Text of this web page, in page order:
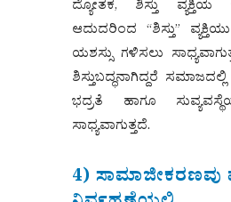
ದ್ಯೋತಕ, ಶಿಸ್ತು ವ್ಯಕ್ತಿಯ
ಆದುದರಿಂದ “ಶಿಸ್ತು”
ಯಶಸ್ಸು ಗಳಿಸಲು
ಶಿಸ್ತುಬದ್ಧನಾಗಿದ್ದರೆ
ಭದ್ರತೆ ಹಾಗೂ
ಸಾಧ್ಯವಾಗುತ್ತದೆ.
4) ಸಾಮಾಜೀಕರಣವು